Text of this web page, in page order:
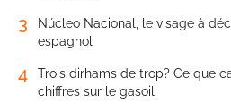
3
Núcleo Nacional, le visage à
espagnol
4
Trois dirhams de trop? Ce que
chiffres sur le gasoil